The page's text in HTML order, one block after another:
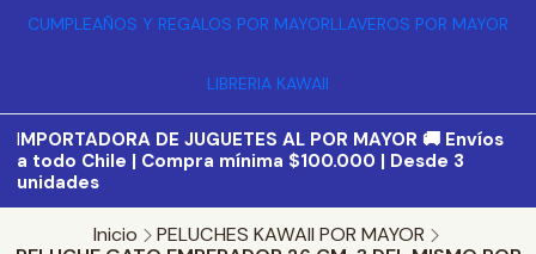
CUMPLEAÑOS Y REGALOS POR MAYORLLAVEROS POR MAYOR
LIBRERIA KAWAII
IMPORTADORA DE JUGUETES AL POR MAYOR 🚚 Envíos
a todo Chile | Compra mínima $100.000 | Desde 3
unidades
Inicio
PELUCHES KAWAII POR MAYOR